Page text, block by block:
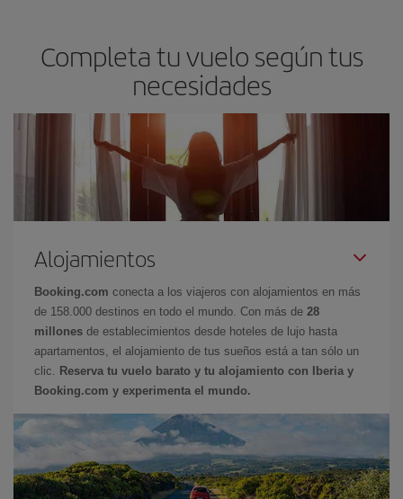
Completa tu vuelo según tus
necesidades
Alojamientos
Booking.com conecta a los viajeros con alojamientos en más
de 158.000 destinos en todo el mundo. Con más de 28
millones de establecimientos desde hoteles de lujo hasta
apartamentos, el alojamiento de tus sueños está a tan sólo un
clic.
Reserva tu vuelo barato y tu alojamiento con Iberia y
Booking.com y experimenta el mundo.